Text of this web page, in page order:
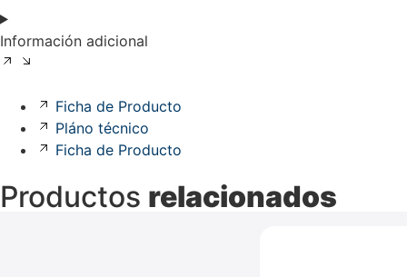
Información adicional
Ficha de Producto
Pláno técnico
Ficha de Producto
Productos relacionados